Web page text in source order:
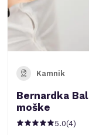
Kamnik
Bernardka
moške
5.0(4)